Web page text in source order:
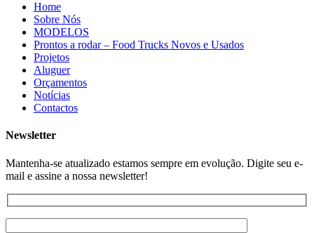
Home
Sobre Nós
MODELOS
Prontos a rodar – Food Trucks Novos e Usados
Projetos
Aluguer
Orçamentos
Notícias
Contactos
Newsletter
Mantenha-se atualizado estamos sempre em evolução. Digite seu e-
mail e assine a nossa newsletter!